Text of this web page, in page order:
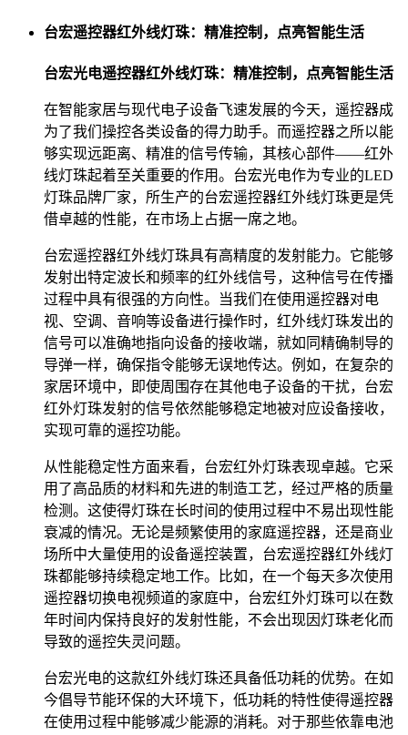
台宏遥控器红外线灯珠：精准控制，点亮智能生活
台宏光电遥控器红外线灯珠：精准控制，点亮智能生活
在智能家居与现代电子设备飞速发展的今天，遥控器成
为了我们操控各类设备的得力助手。而遥控器之所以能
够实现远距离、精准的信号传输，其核心部件——红外
线灯珠起着至关重要的作用。台宏光电作为专业的LED
灯珠品牌厂家，所生产的台宏遥控器红外线灯珠更是凭
借卓越的性能，在市场上占据一席之地。
台宏遥控器红外线灯珠具有高精度的发射能力。它能够
发射出特定波长和频率的红外线信号，这种信号在传播
过程中具有很强的方向性。当我们在使用遥控器对电
视、空调、音响等设备进行操作时，红外线灯珠发出的
信号可以准确地指向设备的接收端，就如同精确制导的
导弹一样，确保指令能够无误地传达。例如，在复杂的
家居环境中，即使周围存在其他电子设备的干扰，台宏
红外灯珠发射的信号依然能够稳定地被对应设备接收，
实现可靠的遥控功能。
从性能稳定性方面来看，台宏红外灯珠表现卓越。它采
用了高品质的材料和先进的制造工艺，经过严格的质量
检测。这使得灯珠在长时间的使用过程中不易出现性能
衰减的情况。无论是频繁使用的家庭遥控器，还是商业
场所中大量使用的设备遥控装置，台宏遥控器红外线灯
珠都能够持续稳定地工作。比如，在一个每天多次使用
遥控器切换电视频道的家庭中，台宏红外灯珠可以在数
年时间内保持良好的发射性能，不会出现因灯珠老化而
导致的遥控失灵问题。
台宏光电的这款红外线灯珠还具备低功耗的优势。在如
今倡导节能环保的大环境下，低功耗的特性使得遥控器
在使用过程中能够减少能源的消耗。对于那些依靠电池